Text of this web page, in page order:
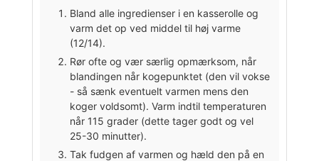
Bland alle ingredienser i en kasserolle og
varm det op ved middel til høj varme
(12/14).
Rør ofte og vær særlig opmærksom, når
blandingen når kogepunktet (den vil vokse
- så sænk eventuelt varmen mens den
koger voldsomt). Varm indtil temperaturen
når 115 grader (dette tager godt og vel
25-30 minutter).
Tak fudgen af varmen og hæld den på en